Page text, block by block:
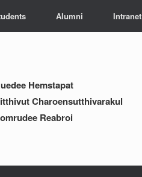
Alumni Intranet
Hemstapat
Charoensutthivarakul
Reabroi